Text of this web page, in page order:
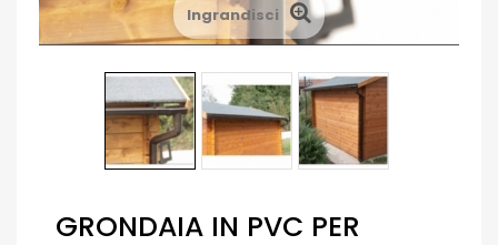
Ingrandisci
GRONDAIA IN PVC PER